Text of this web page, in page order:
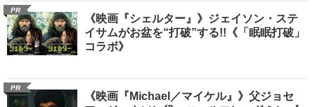
PR
《映画『シェルター』》ジェイソン・ステ
イサムがお盆を“打破”する!!《「眠眠打破」
コラボ》
PR
《映画『Michael／マイケル』》父ジョセ